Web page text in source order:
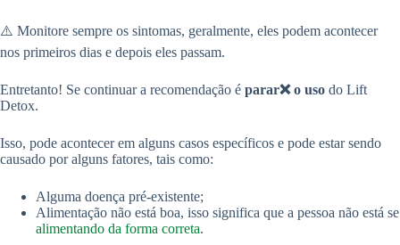
⚠️ Monitore sempre os sintomas, geralmente, eles podem acontecer
nos primeiros dias e depois eles passam.
Entretanto! Se continuar a recomendação é parar❌ o uso do Lift
Detox.
Isso, pode acontecer em alguns casos específicos e pode estar sendo
causado por alguns fatores, tais como:
Alguma doença pré-existente;
Alimentação não está boa, isso significa que a pessoa não está se
alimentando da forma correta.